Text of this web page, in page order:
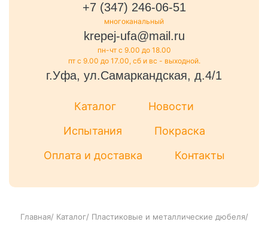
+7 (347) 246-06-51
многоканальный
krepej-ufa@mail.ru
пн-чт с 9.00 до 18.00
пт с 9.00 до 17.00, сб и вс - выходной.
г.Уфа, ул.Самаркандская, д.4/1
Каталог
Новости
Испытания
Покраска
Оплата и доставка
Контакты
Главная/ Каталог/ Пластиковые и металлические дюбеля/